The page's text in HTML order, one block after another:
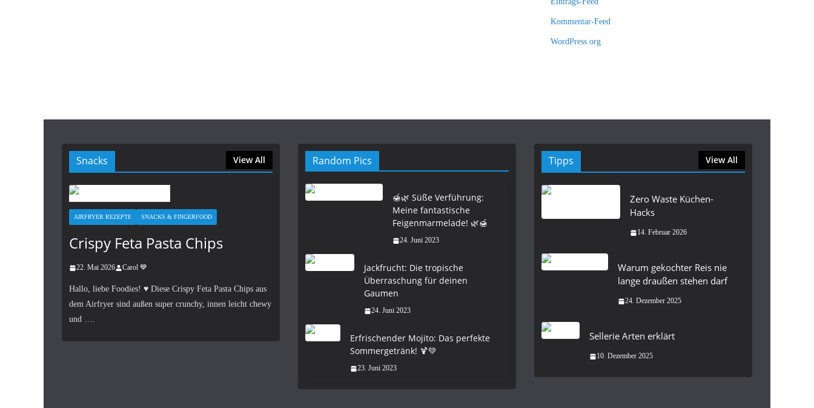
Kommentar-Feed
WordPress.org
Snacks View All
AIRFRYER REZEPTE SNACKS & FINGERFOOD
Crispy Feta Pasta Chips
22. Mai 2026 Carol 💙
Hallo, liebe Foodies! ♥︎ Diese Crispy Feta Pasta Chips aus
dem Airfryer sind außen super crunchy, innen leicht chewy
und ….
Random Pics
🍯🌿 Süße Verführung:
Meine fantastische
Feigenmarmelade! 🌿🍯
24. Juni 2023
Jackfrucht: Die tropische
Überraschung für deinen
Gaumen
24. Juni 2023
Erfrischender Mojito: Das perfekte
Sommergetränk! 🍹💚
23. Juni 2023
Tipps View All
Zero Waste Küchen-
Hacks
14. Februar 2026
Warum gekochter Reis nie
lange draußen stehen darf
24. Dezember 2025
Sellerie Arten erklärt
10. Dezember 2025